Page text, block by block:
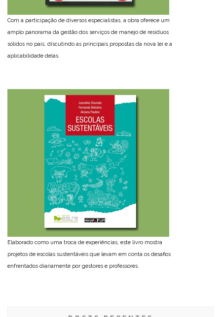
Com a participação de diversos especialistas, a obra oferece um
amplo panorama da gestão dos serviços de manejo de resíduos
sólidos no país, discutindo as principais propostas da nova lei e a
aplicabilidade delas.
Elaborado como uma troca de experiências, este livro mostra
projetos de escolas sustentáveis que levam em conta os desafios
enfrentados diariamente por gestores e professores.